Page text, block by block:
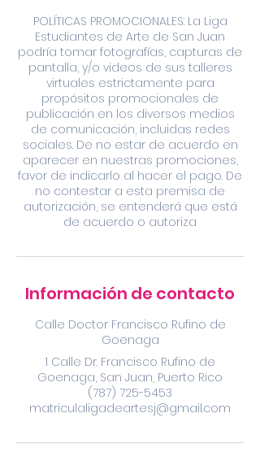
POLÍTICAS PROMOCIONALES: La Liga
Estudiantes de Arte de San Juan
podría tomar fotografías, capturas de
pantalla, y/o videos de sus talleres
virtuales estrictamente para
propósitos promocionales de
publicación en los diversos medios
de comunicación, incluidas redes
sociales. De no estar de acuerdo en
aparecer en nuestras promociones,
favor de indicarlo al hacer el pago. De
no contestar a esta premisa de
autorización, se entenderá que está
de acuerdo o autoriza
Información de contacto
Calle Doctor Francisco Rufino de
Goenaga
1 Calle Dr. Francisco Rufino de
Goenaga, San Juan, Puerto Rico
(787) 725-5453
matriculaligadeartesj@gmail.com